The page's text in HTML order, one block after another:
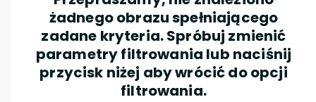
żadnego obrazu spełniającego
zadane kryteria. Spróbuj zmienić
parametry filtrowania lub naciśnij
przycisk niżej aby wrócić do opcji
filtrowania.